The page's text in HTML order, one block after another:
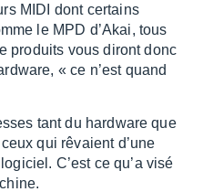
MIDI dont certains
le MPD d’Akai, tous
produits vous diront donc
« ce n’est quand
tant du hard­ware que
qui rêvaient d’une
C’est ce qu’a visé